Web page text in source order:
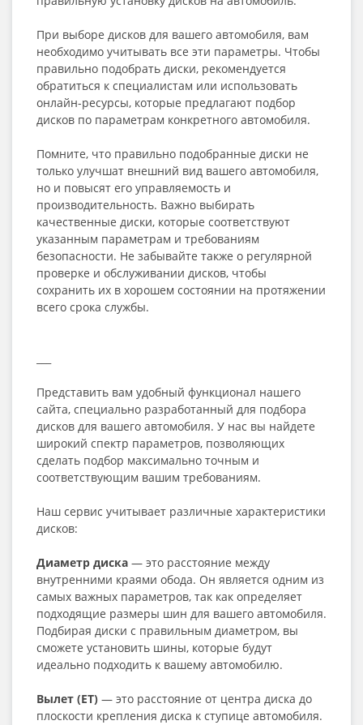
При выборе дисков для вашего автомобиля, вам
необходимо учитывать все эти параметры. Чтобы
правильно подобрать диски, рекомендуется
обратиться к специалистам или использовать
онлайн-ресурсы, которые предлагают подбор
дисков по параметрам конкретного автомобиля.
Помните, что правильно подобранные диски не
только улучшат внешний вид вашего автомобиля,
но и повысят его управляемость и
производительность. Важно выбирать
качественные диски, которые соответствуют
указанным параметрам и требованиям
безопасности. Не забывайте также о регулярной
проверке и обслуживании дисков, чтобы
сохранить их в хорошем состоянии на протяжении
всего срока службы.
Представить вам удобный функционал нашего
сайта, специально разработанный для подбора
дисков для вашего автомобиля. У нас вы найдете
широкий спектр параметров, позволяющих
сделать подбор максимально точным и
соответствующим вашим требованиям.
Наш сервис учитывает различные характеристики
дисков:
Диаметр диска — это расстояние между
внутренними краями обода. Он является одним из
самых важных параметров, так как определяет
подходящие размеры шин для вашего автомобиля.
Подбирая диски с правильным диаметром, вы
сможете установить шины, которые будут
идеально подходить к вашему автомобилю.
Вылет (ET) — это расстояние от центра диска до
плоскости крепления диска к ступице автомобиля.